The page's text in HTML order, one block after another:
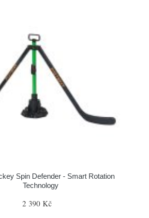
Spin Defender - Smart Rotation
Technology
2 390 Kč